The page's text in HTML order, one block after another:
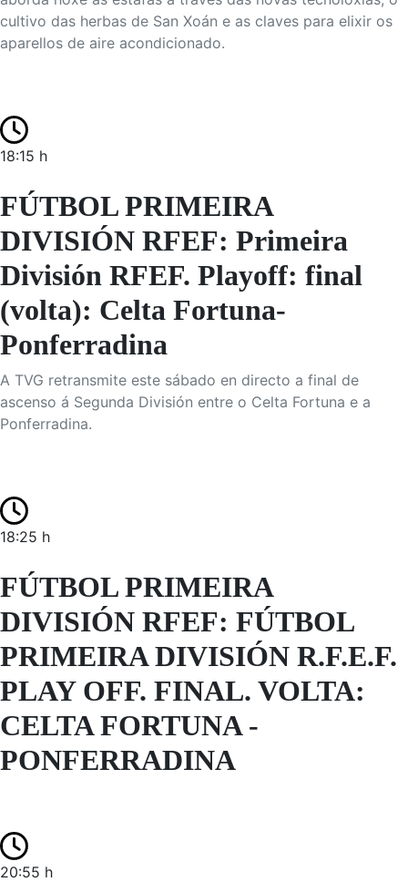
cultivo das herbas de San Xoán e as claves para elixir os
aparellos de aire acondicionado.
18:15 h
FÚTBOL PRIMEIRA
DIVISIÓN RFEF: Primeira
División RFEF. Playoff: final
(volta): Celta Fortuna-
Ponferradina
A TVG retransmite este sábado en directo a final de
ascenso á Segunda División entre o Celta Fortuna e a
Ponferradina.
18:25 h
FÚTBOL PRIMEIRA
DIVISIÓN RFEF: FÚTBOL
PRIMEIRA DIVISIÓN R.F.E.F.
PLAY OFF. FINAL. VOLTA:
CELTA FORTUNA -
PONFERRADINA
20:55 h